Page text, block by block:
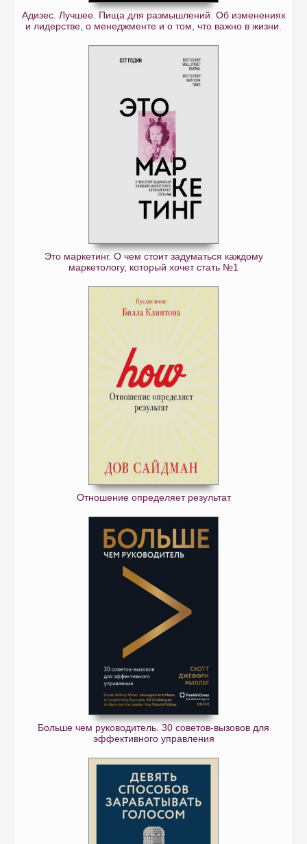
Адизес. Лучшее. Пища для размышлений. Об изменениях
и лидерстве, о менеджменте и о том, что важно в жизни.
Это маркетинг. О чем стоит задуматься каждому
маркетологу, который хочет стать №1
Отношение определяет результат
Больше чем руководитель. 30 советов-вызовов для
эффективного управления